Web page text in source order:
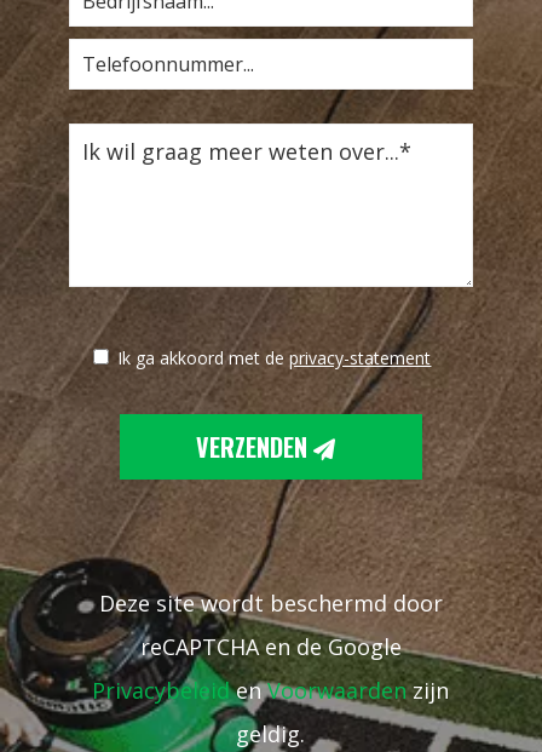
Ik ga akkoord met deprivacy-statement
VERZENDEN
Deze site wordt beschermd door
reCAPTCHA en de Google
PrivacybeleidenVoorwaardenzijn
geldig.